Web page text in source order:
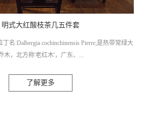
明式大红酸枝茶几五件套
名:Dalbergia cochinchinensis Pierre;是热带常绿大
木，北方称'老红木'，广东、...
家红木标准》定为'红酸枝'，红酸枝为豆科檀属木
了解更多